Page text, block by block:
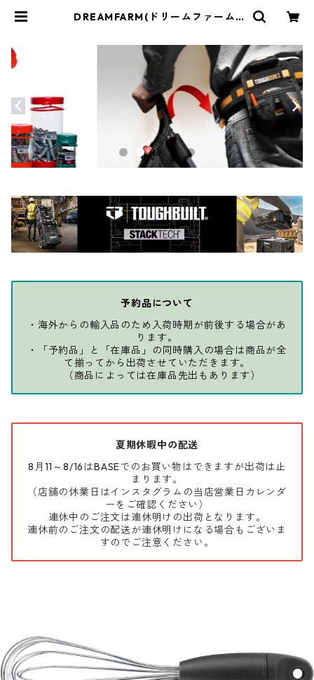
DREAMFARM(ドリームファーム)
OT
予約品について
・海外からの輸入品のため入荷時期が前後する場合があ
ります。
・「予約品」と「在庫品」の同時購入の場合は商品が全
て揃ってから出荷させていただきます。
（商品によっては在庫品先出もあります）
夏期休暇中の配送
8月11～8/16はBASEでのお買い物はできますが出荷は止
まります。
（店舗の休業日はインスタグラムの当店営業日カレンダ
ーをご確認ください）
連休中のご注文は連休明けの出荷となります。
連休前のご注文の配送が連休明けになる場合もございま
すのでご注意ください。